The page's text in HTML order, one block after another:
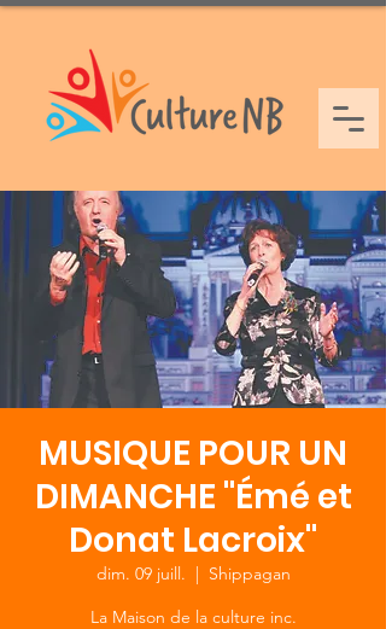
MUSIQUE POUR UN
DIMANCHE "Émé et
Donat Lacroix"
dim. 09 juill.
  |
Shippagan
La Maison de la culture inc.